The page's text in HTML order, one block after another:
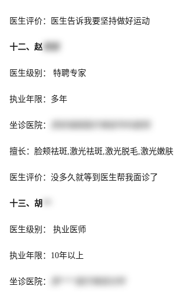
医生评价：医生告诉我要坚持做好运动
十二、赵
医生级别： 特聘专家
执业年限：多年
坐诊医院：
擅长：脸颊祛斑,激光祛斑,激光脱毛,激光嫩肤
医生评价：没多久就等到医生帮我面诊了
十三、胡
医生级别： 执业医师
执业年限：10年以上
坐诊医院：